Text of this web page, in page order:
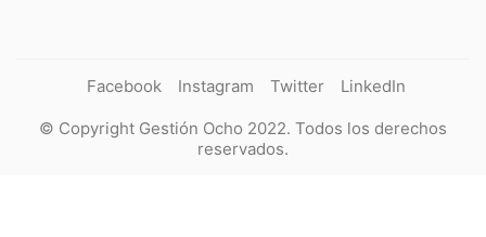
Facebook Instagram Twitter LinkedIn
© Copyright Gestión Ocho 2022. Todos los derechos
reservados.